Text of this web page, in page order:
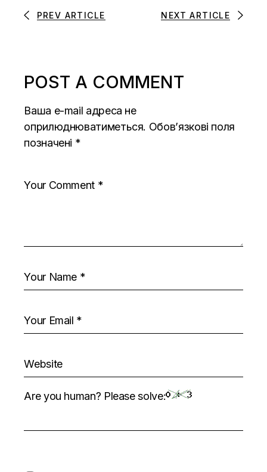
PREV ARTICLE NEXT ARTICLE
POST A COMMENT
Ваша e-mail адреса не
оприлюднюватиметься. Обов’язкові поля
позначені *
Are you human? Please solve: